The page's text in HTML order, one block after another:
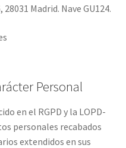
Madrid. Nave GU124.
Personal
en el RGPD y la LOPD-
personales recabados
extendidos en sus